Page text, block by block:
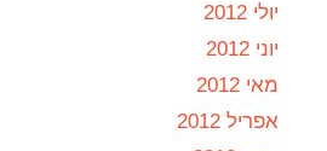
יולי 2012
יוני 2012
מאי 2012
אפריל 2012